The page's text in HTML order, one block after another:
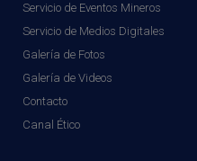
Servicio de Eventos Mineros
Servicio de Medios Digitales
Galería de Fotos
Galería de Videos
Contacto
Canal Ético